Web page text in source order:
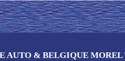
AUTO & BELGIQUE